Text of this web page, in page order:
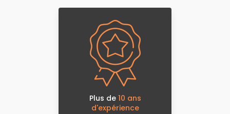
Plus de 10 ans
d'expérience